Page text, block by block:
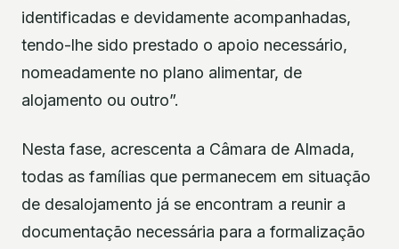
identificadas e devidamente acompanhadas,
tendo-lhe sido prestado o apoio necessário,
nomeadamente no plano alimentar, de
alojamento ou outro”.
Nesta fase, acrescenta a Câmara de Almada,
todas as famílias que permanecem em situação
de desalojamento já se encontram a reunir a
documentação necessária para a formalização